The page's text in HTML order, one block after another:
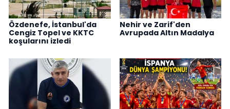
Özdenefe, İstanbul'da
Cengiz Topel ve KKTC
koşularını izledi
Nehir ve Zarif'den
Avrupada Altın Madalya